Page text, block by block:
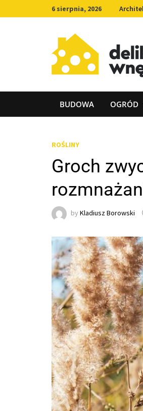
to
6 sierpnia, 2026
BUDOWA OGRÓD
ROŚLINY
Groch
by Kladiusz Borowski